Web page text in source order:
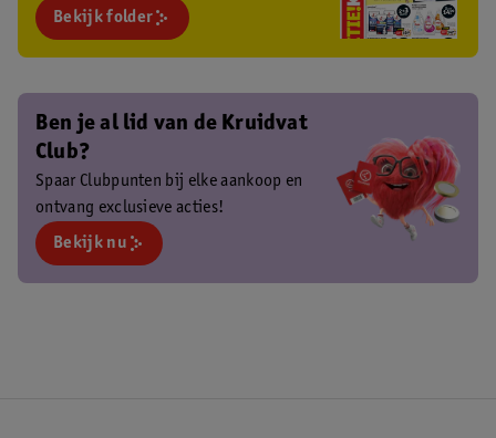
Bekijk folder
Ben je al lid van de Kruidvat
Club?
Spaar Clubpunten bij elke aankoop en
ontvang exclusieve acties!
Bekijk nu